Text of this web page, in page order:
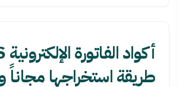
طريقة استخراجها مجاناً